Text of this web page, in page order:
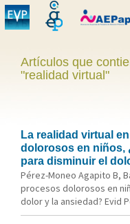
Artículos que
"realidad virtual"
La realidad virtual
dolorosos en niños,
para disminuir el
Pérez-Moneo Agapito B,
procesos dolorosos en
dolor y la ansiedad? Evid